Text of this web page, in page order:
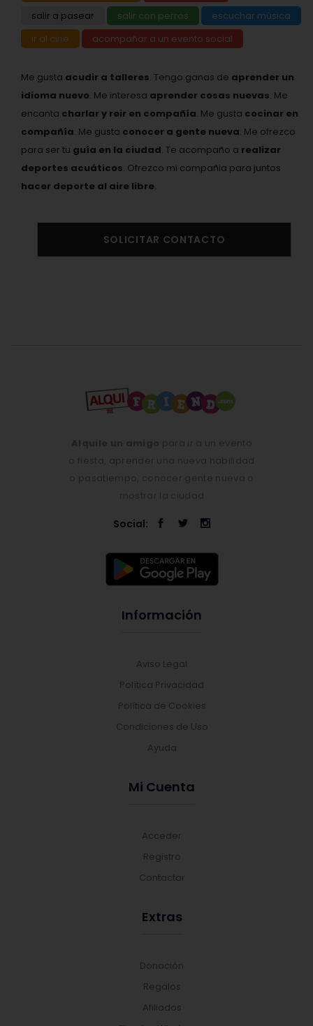
salir a pasear
salir con perros
escuchar música
ir al cine
acompañar a un evento social
Me gusta acudir a talleres. Tengo ganas de aprender un
idioma nuevo. Me interesa aprender cosas nuevas. Me
encanta charlar y reir en compañía. Me gusta cocinar en
compañía. Me gusta conocer a gente nueva. Me ofrezco
para ser tu guía en la ciudad. Te acompaño a realizar
deportes acuáticos. Ofrezco mi compañia para juntos
hacer deporte al aire libre.
SOLICITAR CONTACTO
Social:
Información
Aviso Legal
Política Privacidad
Política de Cookies
Condiciones de Uso
Ayuda
Mi Cuenta
Acceder
Registro
Contactar
Extras
Donación
Regalos
Afiliados